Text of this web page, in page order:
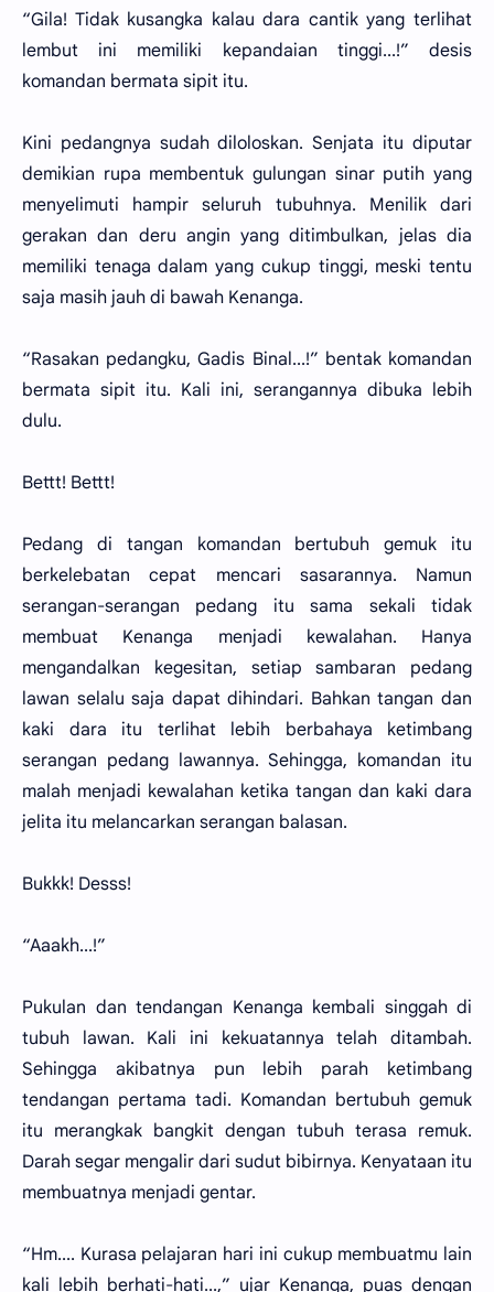
“Gila! Tidak kusangka kalau dara cantik yang terlihat
lembut ini memiliki kepandaian tinggi...!” desis
komandan bermata sipit itu.
Kini pedangnya sudah diloloskan. Senjata itu diputar
demikian rupa membentuk gulungan sinar putih yang
menyelimuti hampir seluruh tubuhnya. Menilik dari
gerakan dan deru angin yang ditimbulkan, jelas dia
memiliki tenaga dalam yang cukup tinggi, meski tentu
saja masih jauh di bawah Kenanga.
“Rasakan pedangku, Gadis Binal...!” bentak komandan
bermata sipit itu. Kali ini, serangannya dibuka lebih
dulu.
Bettt! Bettt!
Pedang di tangan komandan bertubuh gemuk itu
berkelebatan cepat mencari sasarannya. Namun
serangan-serangan pedang itu sama sekali tidak
membuat Kenanga menjadi kewalahan. Hanya
mengandalkan kegesitan, setiap sambaran pedang
lawan selalu saja dapat dihindari. Bahkan tangan dan
kaki dara itu terlihat lebih berbahaya ketimbang
serangan pedang lawannya. Sehingga, komandan itu
malah menjadi kewalahan ketika tangan dan kaki dara
jelita itu melancarkan serangan balasan.
Bukkk! Desss!
“Aaakh...!”
Pukulan dan tendangan Kenanga kembali singgah di
tubuh lawan. Kali ini kekuatannya telah ditambah.
Sehingga akibatnya pun lebih parah ketimbang
tendangan pertama tadi. Komandan bertubuh gemuk
itu merangkak bangkit dengan tubuh terasa remuk.
Darah segar mengalir dari sudut bibirnya. Kenyataan itu
membuatnya menjadi gentar.
“Hm.... Kurasa pelajaran hari ini cukup membuatmu lain
kali lebih berhati-hati...,” ujar Kenanga, puas dengan